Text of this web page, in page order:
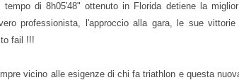
di 8h05'48" ottenuto in Florida detiene la
professionista, l'approccio alla gara, le sue
fail !!!
vicino alle esigenze di chi fa triathlon e questa